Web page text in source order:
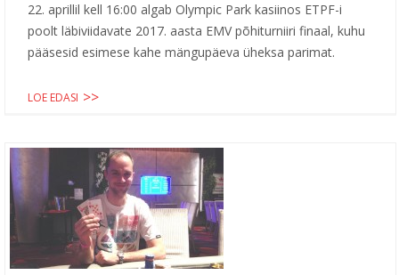
22. aprillil kell 16:00 algab Olympic Park kasiinos ETPF-i
poolt läbiviidavate 2017. aasta EMV põhiturniiri finaal, kuhu
pääsesid esimese kahe mängupäeva üheksa parimat.
LOE EDASI